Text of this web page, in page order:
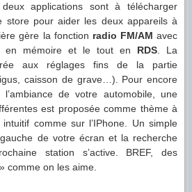
applications sont à télécharger
store pour aider les deux appareils à
gère la fonction radio FM/AM avec
en mémoire et le tout en RDS . La
aux réglages fins de la partie
caisson de grave…). Pour encore
de votre automobile, une
est proposée comme thème à
comme sur l’IPhone. Un simple
de votre écran et la recherche
station s’active. BREF, des
comme on les aime.